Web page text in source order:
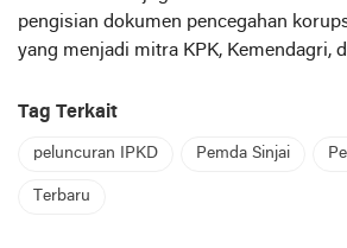
pengisian dokumen pencegahan
yang menjadi mitra KPK, Kemendagri,
Tag Terkait
peluncuran IPKD Pemda Sinjai
Terbaru